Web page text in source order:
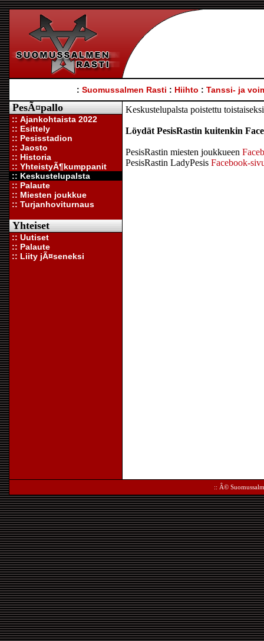
: Suomussalmen Rasti : Hiihto : Tanssi- ja
PesÃ¤pallo
:: Ajankohtaista 2022
:: Esittely
:: Pesisstadion
:: Jaosto
:: Historia
:: YhteistyÃ¶kumppanit
:: Keskustelupalsta
:: Palaute
:: Miesten joukkue
:: Turjanhoviturnaus
Yhteiset
:: Uutiset
:: Palaute
:: Liity jÃ¤seneksi
Keskustelupalsta poistettu
Löydät PesisRastin kuitenkin
PesisRastin miesten joukkueen
PesisRastin LadyPesis Facebook-
:: Â©